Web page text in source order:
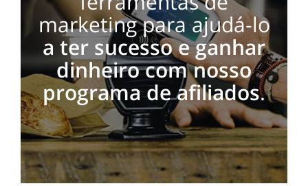
marketing para ajudá-lo
a ter sucesso e ganhar
dinheiro com nosso
programa de afiliados.